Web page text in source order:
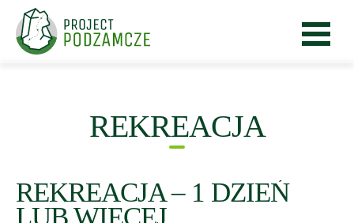
REKREACJA
REKREACJA – 1 DZIEŃ